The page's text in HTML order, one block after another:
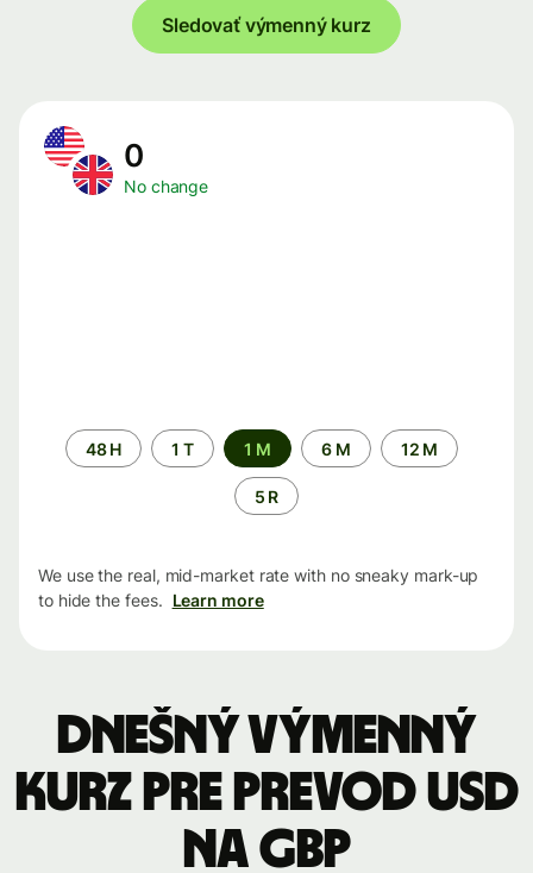
Sledovať výmenný kurz
0
No change
Time
period
48 H 1 T 1 M 6 M 12 M
5 R
We use the real, mid-market rate with no sneaky mark-up
to hide the fees. Learn more
Dnešný výmenný
kurz pre prevod USD
na GBP